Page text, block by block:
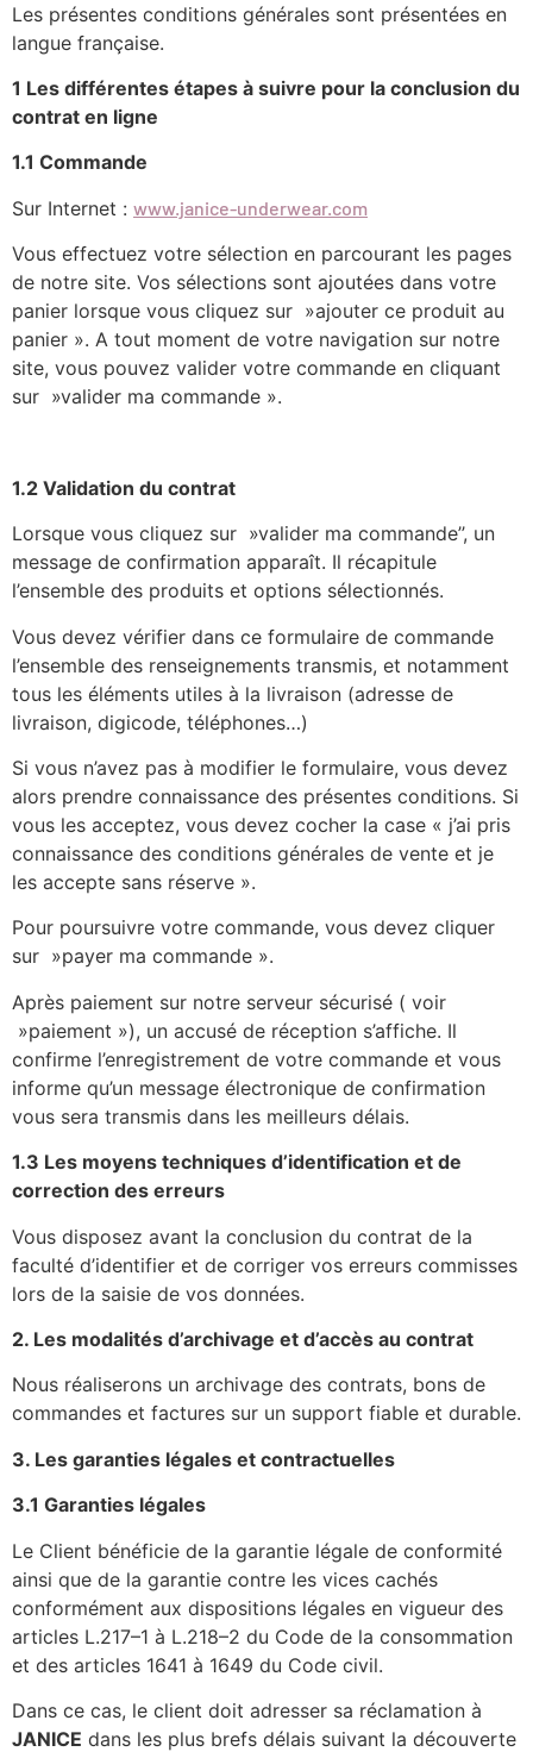
Les présentes conditions générales sont présentées en
langue française.
1 Les différentes étapes à suivre pour la conclusion du
contrat en ligne
1.1 Commande
Sur Internet : www.janice-underwear.com
Vous effectuez votre sélection en parcourant les pages
de notre site. Vos sélections sont ajoutées dans votre
panier lorsque vous cliquez sur »ajouter ce produit au
panier ». A tout moment de votre navigation sur notre
site, vous pouvez valider votre commande en cliquant
sur »valider ma commande ».
1.2 Validation du contrat
Lorsque vous cliquez sur »valider ma commande’’, un
message de confirmation apparaît. Il récapitule
l’ensemble des produits et options sélectionnés.
Vous devez vérifier dans ce formulaire de commande
l’ensemble des renseignements transmis, et notamment
tous les éléments utiles à la livraison (adresse de
livraison, digicode, téléphones…)
Si vous n’avez pas à modifier le formulaire, vous devez
alors prendre connaissance des présentes conditions. Si
vous les acceptez, vous devez cocher la case « j’ai pris
connaissance des conditions générales de vente et je
les accepte sans réserve ».
Pour poursuivre votre commande, vous devez cliquer
sur »payer ma commande ».
Après paiement sur notre serveur sécurisé ( voir
»paiement »), un accusé de réception s’affiche. Il
confirme l’enregistrement de votre commande et vous
informe qu’un message électronique de confirmation
vous sera transmis dans les meilleurs délais.
1.3 Les moyens techniques d’identification et de
correction des erreurs
Vous disposez avant la conclusion du contrat de la
faculté d’identifier et de corriger vos erreurs commisses
lors de la saisie de vos données.
2. Les modalités d’archivage et d’accès au contrat
Nous réaliserons un archivage des contrats, bons de
commandes et factures sur un support fiable et durable.
3. Les garanties légales et contractuelles
3.1 Garanties légales
Le Client bénéficie de la garantie légale de conformité
ainsi que de la garantie contre les vices cachés
conformément aux dispositions légales en vigueur des
articles L.217–1 à L.218–2 du Code de la consommation
et des articles 1641 à 1649 du Code civil.
Dans ce cas, le client doit adresser sa réclamation à
JANICE dans les plus brefs délais suivant la découverte